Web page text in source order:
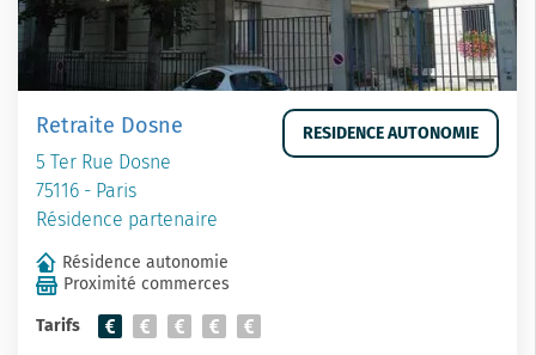
Retraite Dosne
5 Ter Rue Dosne
75116 - Paris
Résidence partenaire
RESIDENCE AUTONOMIE
Résidence autonomie
Proximité commerces
Tarifs